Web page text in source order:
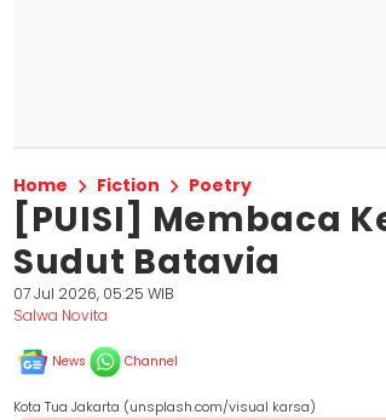
Home Fiction Poetry
[PUISI] Membaca
Sudut Batavia
07 Jul 2026, 05:25 WIB
Salwa Novita
News Channel
Kota Tua Jakarta (unsplash.com/visual karsa)